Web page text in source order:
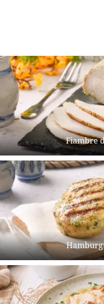
Fiambre